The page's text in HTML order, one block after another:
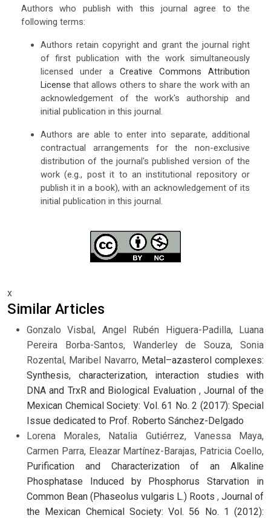
Authors who publish with this journal agree to the
following terms:
Authors retain copyright and grant the journal right
of first publication with the work simultaneously
licensed under aCreative Commons Attribution
License that allows others to share the work with an
acknowledgement of the work's authorship and
initial publication in this journal.
Authors are able to enter into separate, additional
contractual arrangements for the non-exclusive
distribution of the journal's published version of the
work (e.g., post it to an institutional repository or
publish it in a book), with an acknowledgement of its
initial publication in this journal.
x
Similar Articles
Gonzalo Visbal, Angel Rubén Higuera-Padilla, Luana
Pereira Borba-Santos, Wanderley de Souza, Sonia
Rozental, Maribel Navarro, Metal–azasterol complexes:
Synthesis, characterization, interaction studies with
DNA and TrxR and Biological Evaluation ,Journal of the
Mexican Chemical Society: Vol. 61 No. 2 (2017): Special
Issue dedicated to Prof. Roberto Sánchez-Delgado
Lorena Morales, Natalia Gutiérrez, Vanessa Maya,
Carmen Parra, Eleazar Martínez-Barajas, Patricia Coello,
Purification and Characterization of an Alkaline
Phosphatase Induced by Phosphorus Starvation in
Common Bean (Phaseolus vulgaris L.) Roots , Journal of
the Mexican Chemical Society: Vol. 56 No. 1 (2012):